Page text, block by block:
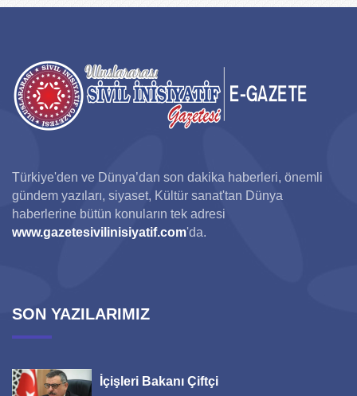
Türkiye'den ve Dünya’dan son dakika haberleri, önemli
gündem yazıları, siyaset, Kültür sanat'tan Dünya
haberlerine bütün konuların tek adresi
www.gazetesivilinisiyatif.com'da.
SON YAZILARIMIZ
İçişleri Bakanı Çiftçi